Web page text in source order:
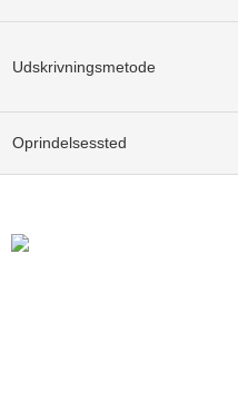
Udskrivningsmetode
Oprindelsessted